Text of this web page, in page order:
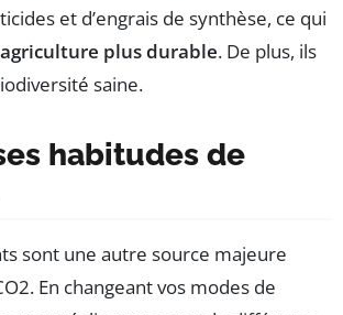
et d’engrais de synthèse, ce qui
agriculture plus durable. De plus, ils
saine.
habitudes de
sont une autre source majeure
En changeant vos modes de